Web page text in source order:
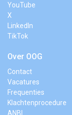
YouTube
X
LinkedIn
TikTok
Over OOG
Contact
Vacatures
Frequenties
Klachtenprocedure
ANBI